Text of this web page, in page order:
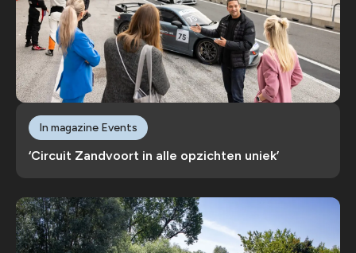
‘Circuit Zandvoort in alle opzichten uniek’
In magazine Events